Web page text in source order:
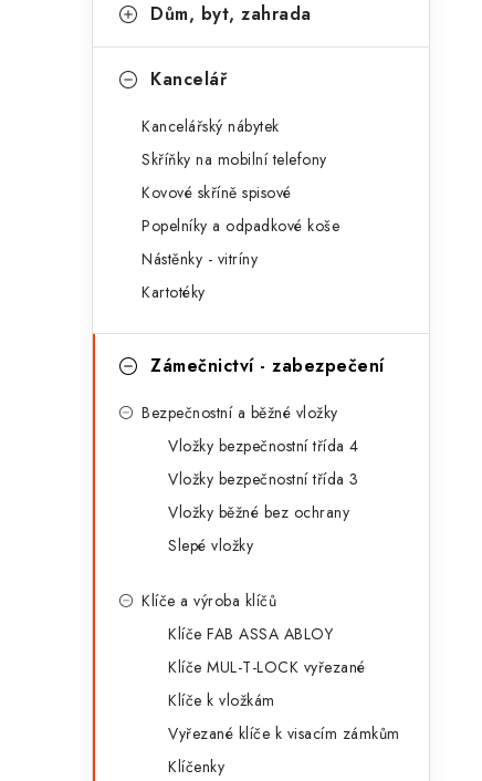
e
Dům, byt, zahrada
Kancelář
Kancelářský nábytek
Skříňky na mobilní telefony
Kovové skříně spisové
Popelníky a odpadkové koše
Nástěnky - vitríny
Kartotéky
Zámečnictví - zabezpečení
Bezpečnostní a běžné vložky
Vložky bezpečnostní třída 4
Vložky bezpečnostní třída 3
Vložky běžné bez ochrany
Slepé vložky
Klíče a výroba klíčů
Klíče FAB ASSA ABLOY
Klíče MUL-T-LOCK vyřezané
Klíče k vložkám
Vyřezané klíče k visacím zámkům
Klíčenky